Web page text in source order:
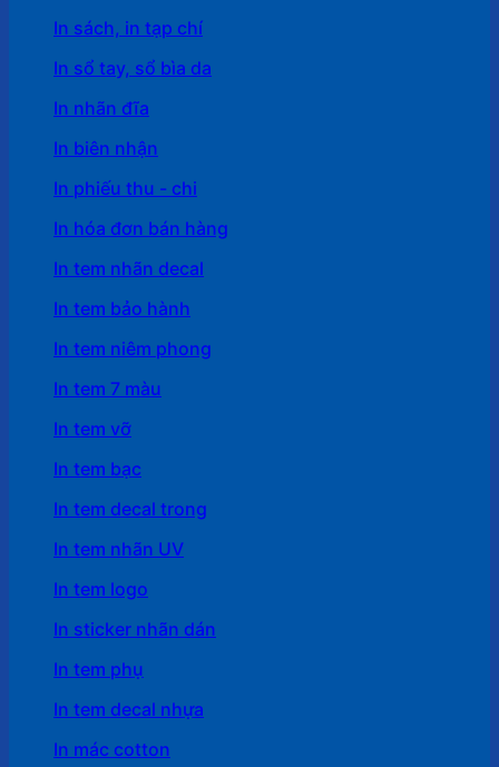
In sách, in tạp chí
In sổ tay, sổ bìa da
In nhãn đĩa
In biên nhận
In phiếu thu - chi
In hóa đơn bán hàng
In tem nhãn decal
In tem bảo hành
In tem niêm phong
In tem 7 màu
In tem vỡ
In tem bạc
In tem decal trong
In tem nhãn UV
In tem logo
In sticker nhãn dán
In tem phụ
In tem decal nhựa
In mác cotton